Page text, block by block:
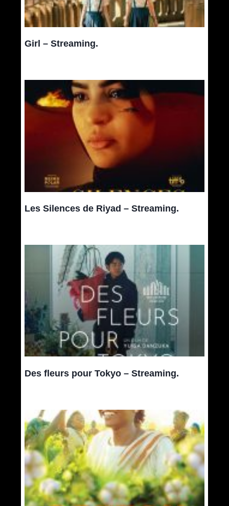
Girl – Streaming.
Les Silences de Riyad – Streaming.
Des fleurs pour Tokyo – Streaming.